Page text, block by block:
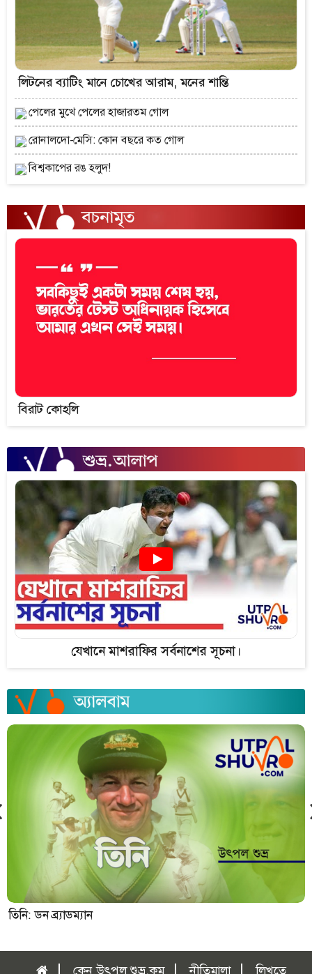
লিটনের ব্যাটিং মানে চোখের আরাম, মনের শান্তি
পেলের মুখে পেলের হাজারতম গোল
রোনালদো-মেসি: কোন বছরে কত গোল
বিশ্বকাপের রঙ হলুদ!
বিরাট কোহলি
যেখানে মাশরাফির সর্বনাশের সূচনা।
তিনি: ডন ব্র্যাডম্যান